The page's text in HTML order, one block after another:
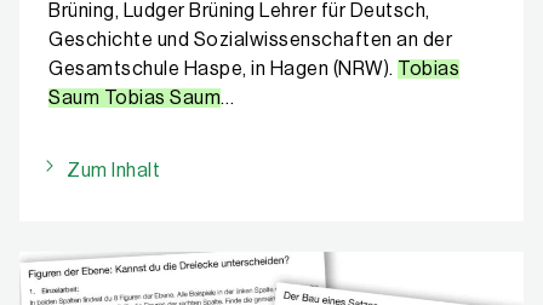
Brüning, Ludger Brüning Lehrer für Deutsch,
Geschichte und Sozialwissenschaften an der
Gesamtschule Haspe, in Hagen (NRW). Tobias
Saum Tobias Saum…
Zum Inhalt